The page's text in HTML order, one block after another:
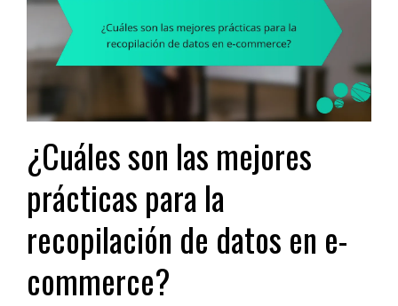
¿Cuáles son las mejores
prácticas para la
recopilación de datos en e-
commerce?